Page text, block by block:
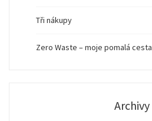
Tři nákupy
Zero Waste – moje pomalá cesta
Archivy